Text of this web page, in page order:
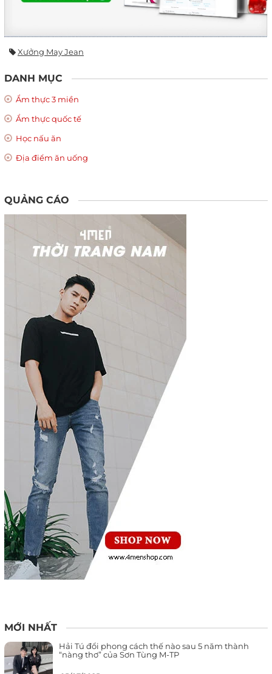
Xưởng May Jean
DANH MỤC
Ẩm thực 3 miền
Ẩm thực quốc tế
Học nấu ăn
Địa điểm ăn uống
QUẢNG CÁO
MỚI NHẤT
Hải Tú đổi phong cách thế nào sau 5 năm thành
“nàng thơ” của Sơn Tùng M-TP